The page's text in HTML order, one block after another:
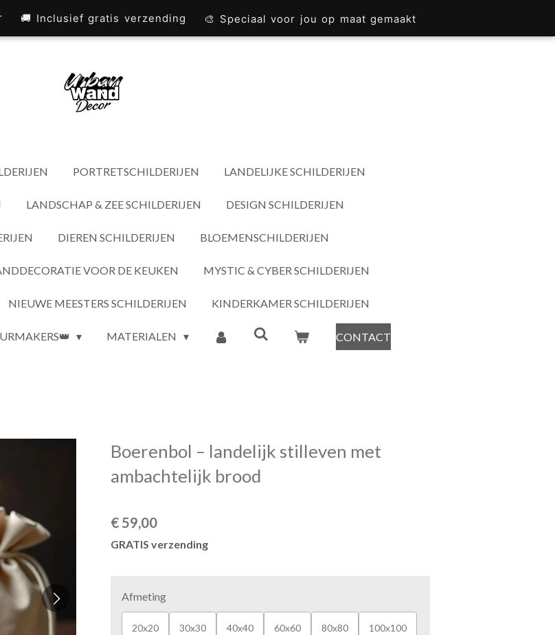
🚚 Inclusief gratis verzending 🎨 Speciaal voor jou op maat gemaakt
PORTRETSCHILDERIJEN LANDELIJKE SCHILDERIJEN
LANDSCHAP & ZEE SCHILDERIJEN DESIGN SCHILDERIJEN
DIEREN SCHILDERIJEN BLOEMENSCHILDERIJEN
VOOR DE KEUKEN MYSTIC & CYBER SCHILDERIJEN
NIEUWE MEESTERS SCHILDERIJEN KINDERKAMER SCHILDERIJEN
MATERIALEN CONTACT
Boerenbol – landelijk stilleven met
ambachtelijk brood
€ 59,00
GRATIS verzending
Afmeting
20x20 30x30 40x40 60x60 80x80 100x100